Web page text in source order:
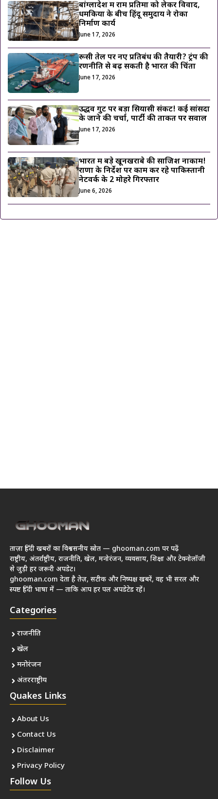
बांग्लादेश में राम प्रतिमा को लेकर विवाद,
धमकियों के बीच हिंदू समुदाय ने रोका
निर्माण कार्य
June 17, 2026
रूसी तेल पर नए प्रतिबंध की तैयारी? ट्रंप की
रणनीति से बढ़ सकती है भारत की चिंता
June 17, 2026
उद्धव गुट पर बड़ा सियासी संकट! कई सांसदों
के जाने की चर्चा, पार्टी की ताकत पर सवाल
June 17, 2026
भारत में बड़े खूनखराबे की साजिश नाकाम!
राणा के निर्देश पर काम कर रहे पाकिस्तानी
नेटवर्क के 2 मोहरे गिरफ्तार
June 6, 2026
ताज़ा हिंदी खबरों का विश्वसनीय स्रोत — ghooman.com पर पढ़ें
राष्ट्रीय, अंतर्राष्ट्रीय, राजनीति, खेल, मनोरंजन, व्यवसाय, शिक्षा और टेक्नोलॉजी
से जुड़ी हर जरूरी अपडेट।
ghooman.com देता है तेज़, सटीक और निष्पक्ष खबरें, वह भी सरल और
स्पष्ट हिंदी भाषा में — ताकि आप हर पल अपडेटेड रहें।
Categories
राजनीति
खेल
मनोरंजन
अंतरराष्ट्रीय
Quakes Links
About Us
Contact Us
Disclaimer
Privacy Policy
Follow Us